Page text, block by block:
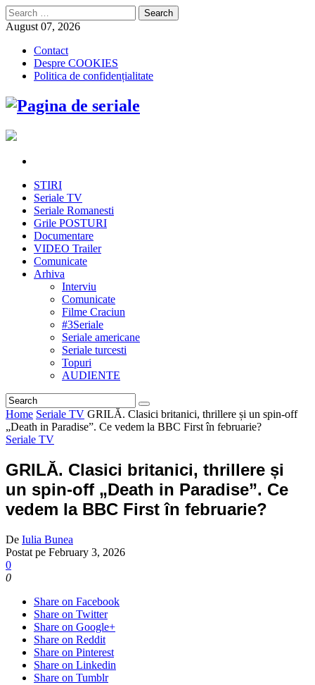
Search
for:
August 07, 2026
Contact
Despre COOKIES
Politica de confidențialitate
STIRI
Seriale TV
Seriale Romanesti
Grile POSTURI
Documentare
VIDEO Trailer
Comunicate
Arhiva
Interviu
Comunicate
Filme Craciun
#3Seriale
Seriale americane
Seriale turcesti
Topuri
AUDIENTE
Home Seriale TV GRILĂ. Clasici britanici, thrillere și un spin-off
„Death in Paradise”. Ce vedem la BBC First în februarie?
Seriale TV
GRILĂ. Clasici britanici, thrillere și
un spin-off „Death in Paradise”. Ce
vedem la BBC First în februarie?
De Iulia Bunea
Postat pe February 3, 2026
0
0
Share on Facebook
Share on Twitter
Share on Google+
Share on Reddit
Share on Pinterest
Share on Linkedin
Share on Tumblr